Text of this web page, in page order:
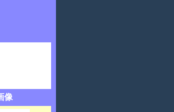
像